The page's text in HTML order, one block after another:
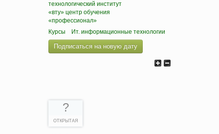
технологический институт
«вту» центр обучения
«профессионал»
Курсы
Ит. информационные технологии
Подписаться на новую дату
?
ОТКРЫТАЯ